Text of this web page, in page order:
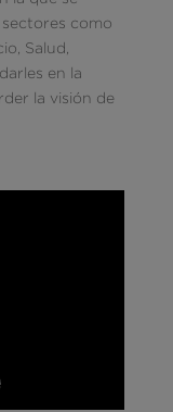
como
Salud,
en la
la visión de